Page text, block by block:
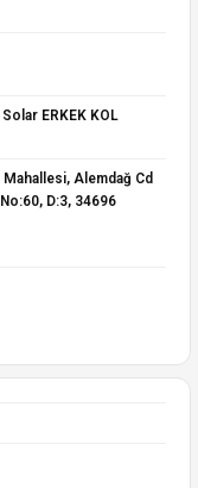
ERKEK KOL
Alemdağ Cd
D:3, 34696